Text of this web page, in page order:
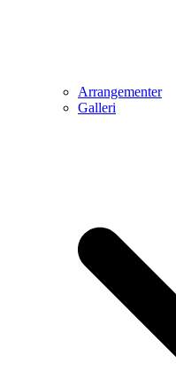
Arrangementer
Galleri